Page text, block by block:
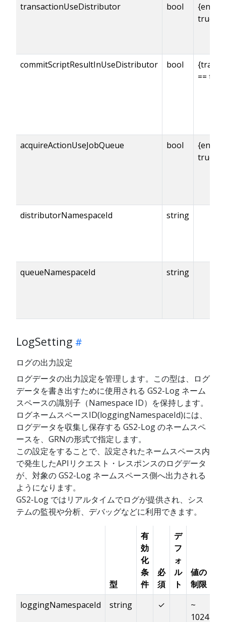
transactionUseDistributor bool
true
commitScriptResultInUseDistributor bool
== true
acquireActionUseJobQueue bool
true
distributorNamespaceId string
queueNamespaceId string
LogSetting
ログの出力設定
ログデータの出力設定を管理します。この型は、ログ
データを書き出すために使用される GS2-Log ネーム
スペースの識別子（Namespace ID）を保持します。
ログネームスペースID(loggingNamespaceId)には、
ログデータを収集し保存する GS2-Log のネームスペ
ースを、GRNの形式で指定します。
この設定をすることで、設定されたネームスペース内
で発生したAPIリクエスト・レスポンスのログデータ
が、対象の GS2-Log ネームスペース側へ出力される
ようになります。
GS2-Log ではリアルタイムでログが提供され、シス
テムの監視や分析、デバッグなどに利用できます。
型
有
効
化
条
件
必
須
デ
フ
ォ
ル
ト
値の
制限
loggingNamespaceId
string ✓
~
1024